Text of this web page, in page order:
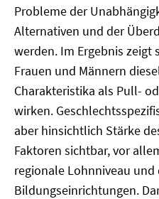
Probleme der
Alternativen und der
werden. Im Ergebnis zeigt
Frauen und Männern
Charakteristika als Pull-
wirken.
aber hinsichtlich Stärke
Faktoren sichtbar, vor
regionale Lohnniveau und
Bildungseinrichtungen.